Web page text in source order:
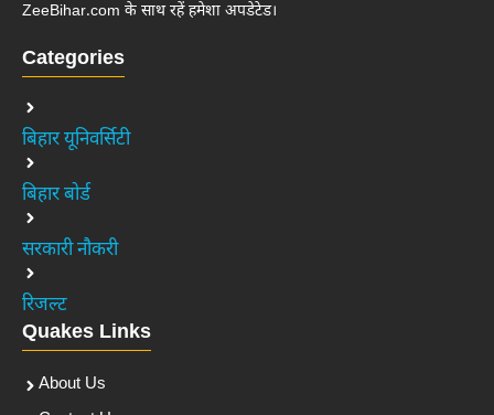
ZeeBihar.com के साथ रहें हमेशा अपडेटेड।
Categories
बिहार यूनिवर्सिटी
बिहार बोर्ड
सरकारी नौकरी
रिजल्ट
Quakes Links
About Us